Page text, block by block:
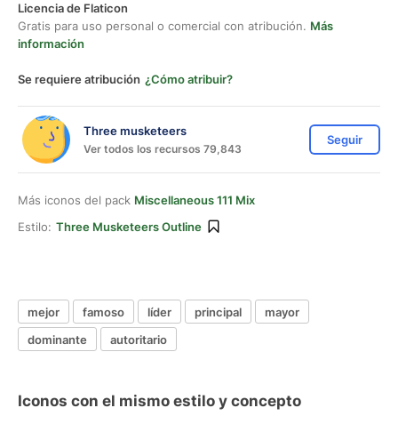
Licencia de Flaticon
Gratis para uso personal o comercial con atribución. Más
información
Se requiere atribución ¿Cómo atribuir?
Three musketeers
Ver todos los recursos 79,843
Seguir
Más iconos del pack Miscellaneous 111 Mix
Estilo: Three Musketeers Outline
mejor famoso líder principal
mayor
dominante
autoritario
Iconos con el mismo estilo y concepto